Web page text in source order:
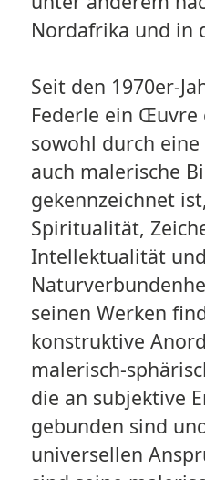
Nordafrika und in
Seit den 1970er-
Federle ein Œuvre
sowohl durch
auch malerische
gekennzeichnet
Spiritualität,
Intellektualität
seinen Werken
konstruktive
malerisch-
die an subjektive
gebunden sind
universellen